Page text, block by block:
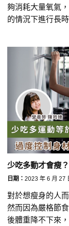
夠消耗大量氧氣
的情況下進行長
少吃多動才會瘦
日期： 2023 年 6 月 27
對於想瘦身的人
然而因為嚴格節
後體重降不下來